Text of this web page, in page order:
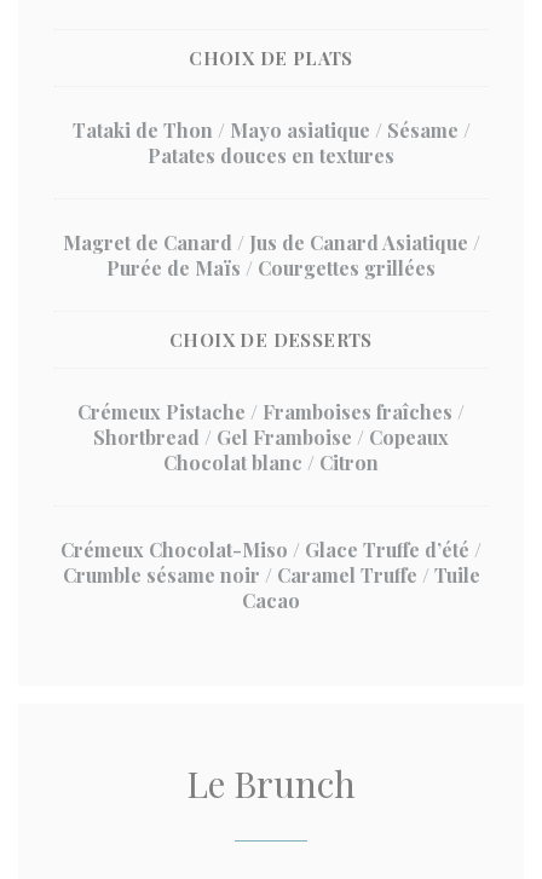
CHOIX DE PLATS
Tataki de Thon / Mayo asiatique / Sésame /
Patates douces en textures
Magret de Canard / Jus de Canard Asiatique /
Purée de Maïs / Courgettes grillées
CHOIX DE DESSERTS
Crémeux Pistache / Framboises fraîches /
Shortbread / Gel Framboise / Copeaux
Chocolat blanc / Citron
Crémeux Chocolat-Miso / Glace Truffe d’été /
Crumble sésame noir / Caramel Truffe / Tuile
Cacao
Le Brunch